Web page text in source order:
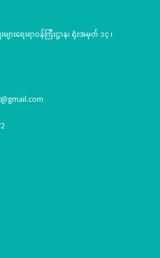
ျားရေးရာဝန်ကြီးဌာန၊ ရုံးအမှတ် ၁၄ ၊